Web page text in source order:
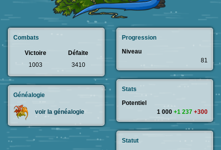
Combats
Victoire
Défaite
1003
3410
Généalogie
voir la généalogie
Progression
Niveau
81
Stats
Potentiel
1 000 +1 237 +300
Statut